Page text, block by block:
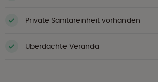
Private Sanitäreinheit vorhanden
Überdachte Veranda